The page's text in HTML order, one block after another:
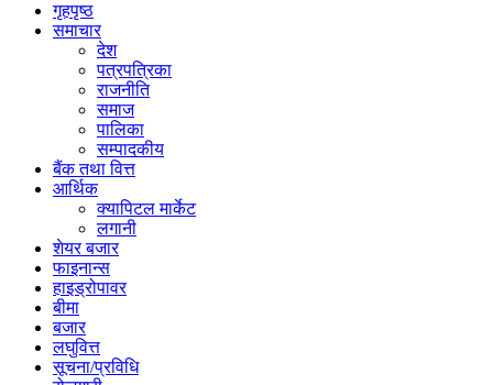
गृहपृष्ठ
समाचार
देश
पत्रपत्रिका
राजनीति
समाज
पालिका
सम्पादकीय
बैंक तथा वित्त
आर्थिक
क्यापिटल मार्केट
लगानी
शेयर बजार
फाइनान्स
हाइड्रोपावर
बीमा
बजार
लघुवित्त
सूचना/प्रविधि